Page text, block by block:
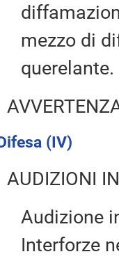
mezzo di
querelante.
(IV)
AUDIZIONI
Audizione
Interforze